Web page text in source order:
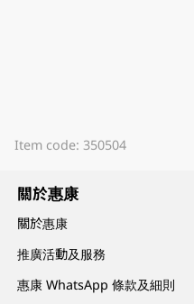
Item code: 350504
關於惠康
關於惠康
推廣活動及服務
惠康 WhatsApp 條款及細則